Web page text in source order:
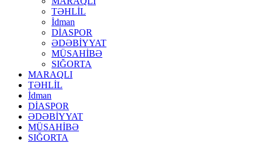
TƏHLİL
İdman
DİASPOR
ƏDƏBİYYAT
MÜSAHİBƏ
SIĞORTA
MARAQLI
TƏHLİL
İdman
DİASPOR
ƏDƏBİYYAT
MÜSAHİBƏ
SIĞORTA